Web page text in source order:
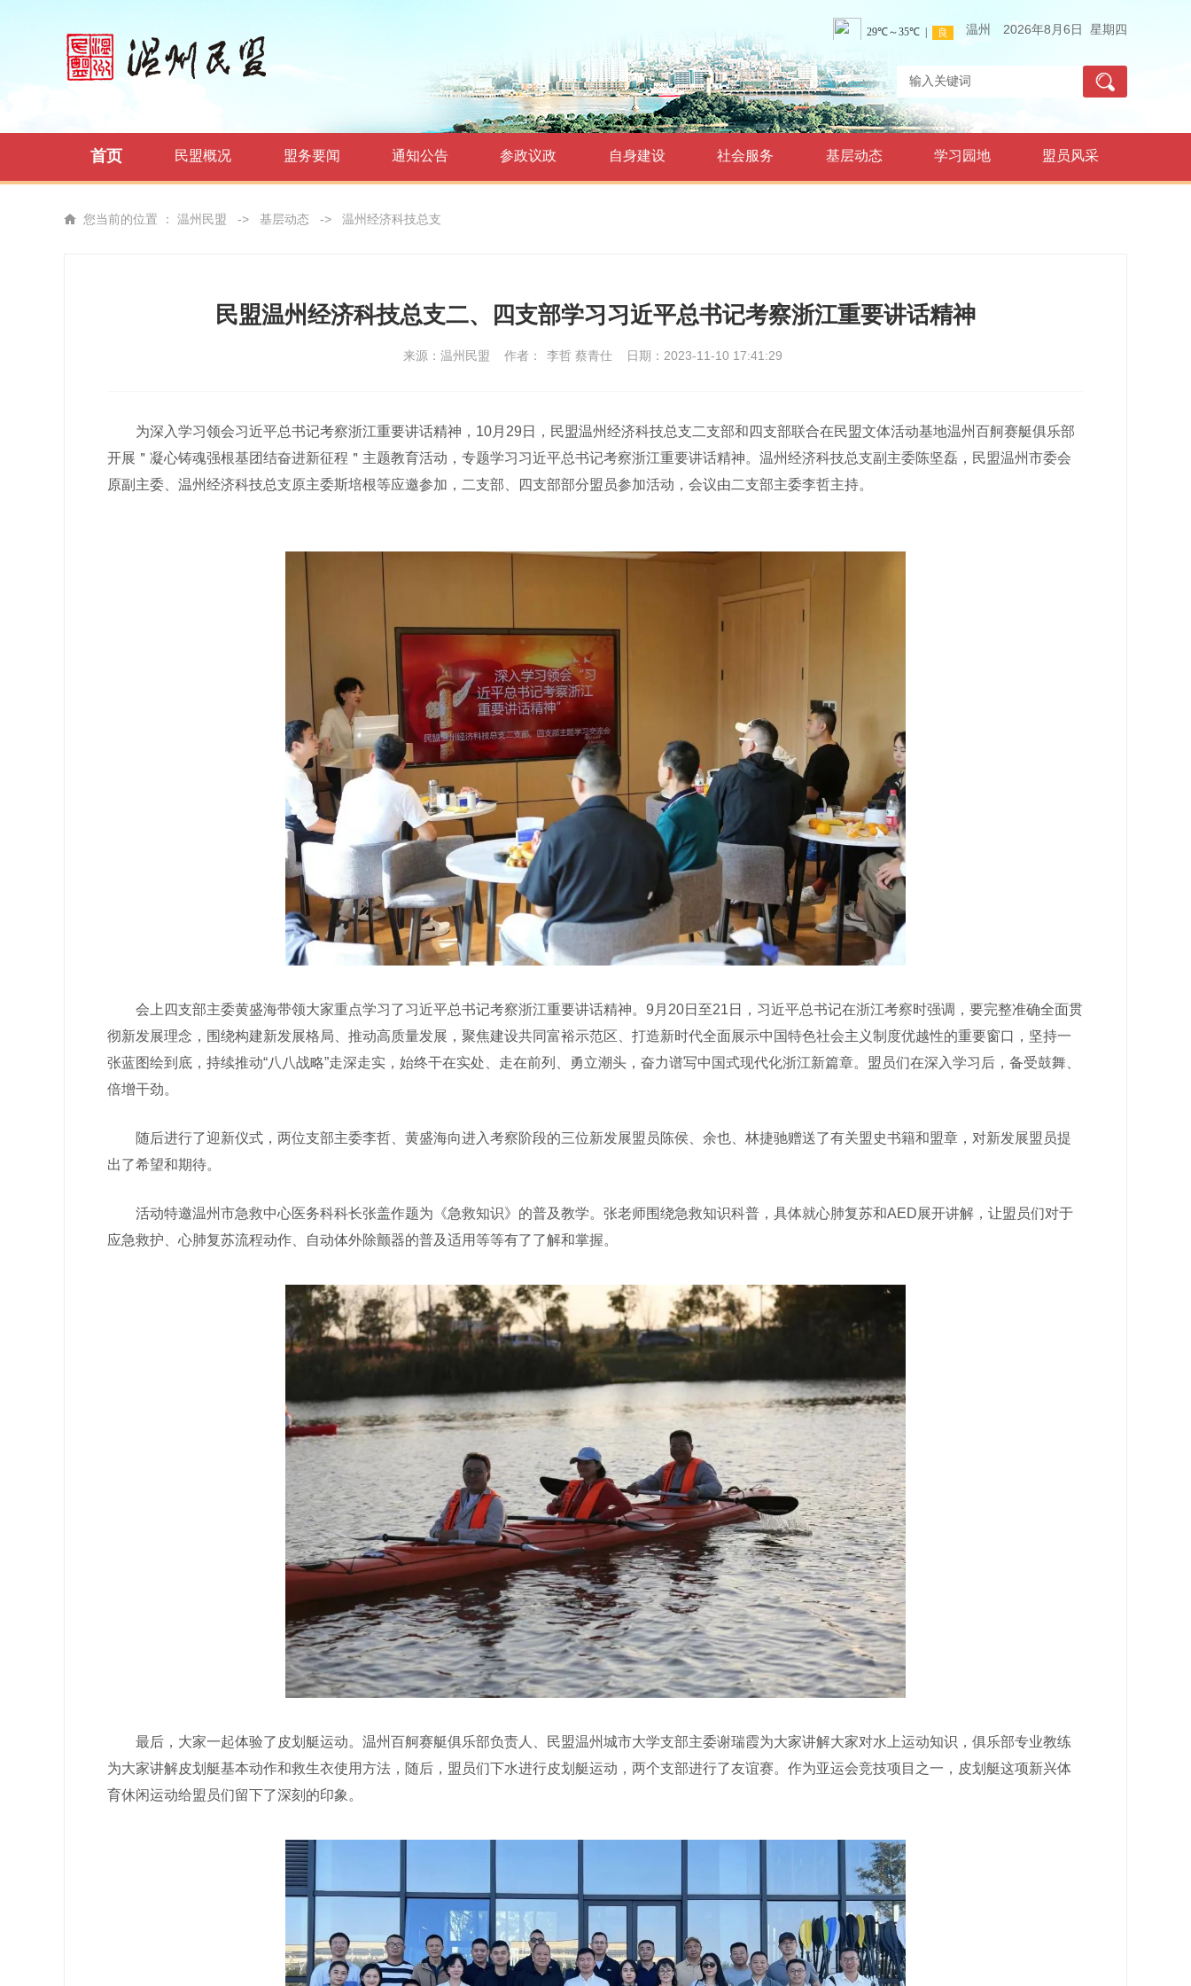
温州 2026年8月6日 星期四
首页 民盟概况 盟务要闻 通知公告 参政议政 自身建设 社会服务 基层动态 学习园地 盟员风采
您当前的位置 ： 温州民盟 -> 基层动态 -> 温州经济科技总支
民盟温州经济科技总支二、四支部学习习近平总书记考察浙江重要讲话精神
来源：温州民盟 作者： 李哲 蔡青仕 日期：2023-11-10 17:41:29
为深入学习领会习近平总书记考察浙江重要讲话精神，10月29日，民盟温州经济科技总支二支部和四支部联合在民盟文体活动基地温州百舸赛艇俱乐部
开展＂凝心铸魂强根基团结奋进新征程＂主题教育活动，专题学习习近平总书记考察浙江重要讲话精神。温州经济科技总支副主委陈坚磊，民盟温州市委会
原副主委、温州经济科技总支原主委斯培根等应邀参加，二支部、四支部部分盟员参加活动，会议由二支部主委李哲主持。
会上四支部主委黄盛海带领大家重点学习了习近平总书记考察浙江重要讲话精神。9月20日至21日，习近平总书记在浙江考察时强调，要完整准确全面贯
彻新发展理念，围绕构建新发展格局、推动高质量发展，聚焦建设共同富裕示范区、打造新时代全面展示中国特色社会主义制度优越性的重要窗口，坚持一
张蓝图绘到底，持续推动“八八战略”走深走实，始终干在实处、走在前列、勇立潮头，奋力谱写中国式现代化浙江新篇章。盟员们在深入学习后，备受鼓舞、
倍增干劲。
随后进行了迎新仪式，两位支部主委李哲、黄盛海向进入考察阶段的三位新发展盟员陈侯、余也、林捷驰赠送了有关盟史书籍和盟章，对新发展盟员提
出了希望和期待。
活动特邀温州市急救中心医务科科长张盖作题为《急救知识》的普及教学。张老师围绕急救知识科普，具体就心肺复苏和AED展开讲解，让盟员们对于
应急救护、心肺复苏流程动作、自动体外除颤器的普及适用等等有了了解和掌握。
最后，大家一起体验了皮划艇运动。温州百舸赛艇俱乐部负责人、民盟温州城市大学支部主委谢瑞霞为大家讲解大家对水上运动知识，俱乐部专业教练
为大家讲解皮划艇基本动作和救生衣使用方法，随后，盟员们下水进行皮划艇运动，两个支部进行了友谊赛。作为亚运会竞技项目之一，皮划艇这项新兴体
育休闲运动给盟员们留下了深刻的印象。